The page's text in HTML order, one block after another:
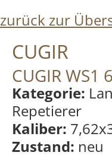
zurück zur
CUGIR
CUGIR WS1
Kategorie:
Repetierer
Kaliber:
Zustand: neu